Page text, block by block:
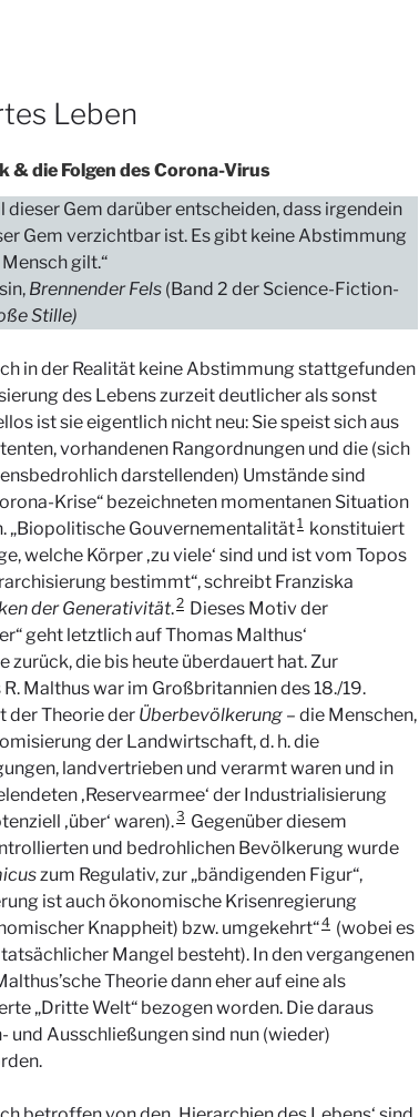
Leben
& die Folgen des Corona-Virus
dieser Gem darüber entscheiden, dass irgendein
Gem verzichtbar ist. Es gibt keine Abstimmung
gilt.“
Brennender Fels (Band 2 der Science-Fiction-
Stille)
in der Realität keine Abstimmung stattgefunden
des Lebens zurzeit deutlicher als sonst
ist sie eigentlich nicht neu: Sie speist sich aus
vorhandenen Rangordnungen und die (sich
darstellenden) Umstände sind
Krise“ bezeichneten momentanen Situation
„Biopolitische Gouvernementalität1 konstituiert
welche Körper ‚zu viele‘ sind und ist vom Topos
bestimmt“, schreibt Franziska
der Generativität.2 Dieses Motiv der
geht letztlich auf Thomas Malthus‘
zurück, die bis heute überdauert hat. Zur
Malthus war im Großbritannien des 18./19.
der Theorie der Überbevölkerung – die Menschen,
der Landwirtschaft, d. h. die
landvertrieben und verarmt waren und in
‚Reservearmee‘ der Industrialisierung
‚über‘ waren).3 Gegenüber diesem
und bedrohlichen Bevölkerung wurde
zum Regulativ, zur „bändigenden Figur“,
ist auch ökonomische Krisenregierung
Knappheit) bzw. umgekehrt“4 (wobei es
Mangel besteht). In den vergangenen
Theorie dann eher auf eine als
„Dritte Welt“ bezogen worden. Die daraus
und Ausschließungen sind nun (wieder)